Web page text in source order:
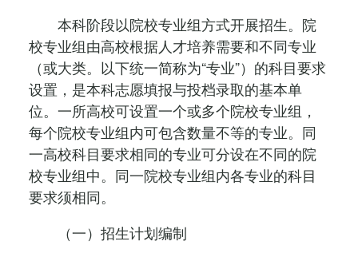
本科阶段以院校专业组方式开展招生。院
校专业组由高校根据人才培养需要和不同专业
（或大类。以下统一简称为“专业”）的科目要求
设置，是本科志愿填报与投档录取的基本单
位。一所高校可设置一个或多个院校专业组，
每个院校专业组内可包含数量不等的专业。同
一高校科目要求相同的专业可分设在不同的院
校专业组中。同一院校专业组内各专业的科目
要求须相同。
（一）招生计划编制